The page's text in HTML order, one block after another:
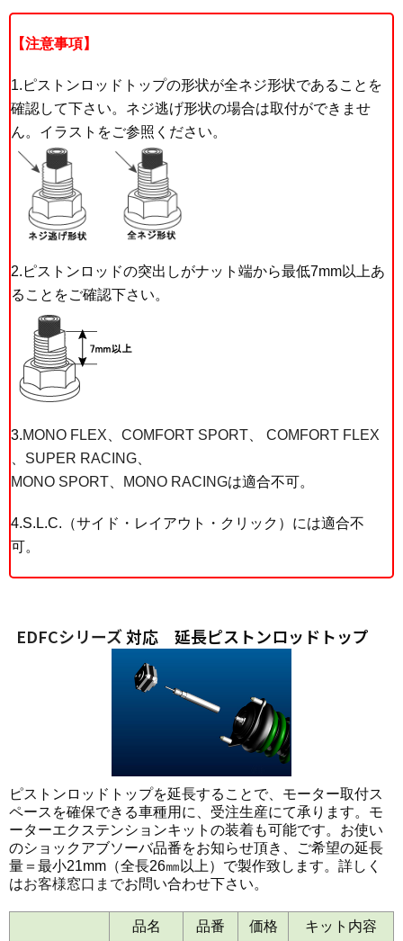
注意事項
1.ピストンロッドトップの形状が全ネジ形状であることを
確認して下さい。ネジ逃げ形状の場合は取付ができませ
ん。イラストをご参照ください。
2.ピストンロッドの突出しがナット端から最低7mm以上あ
ることをご確認下さい。
3.MONO FLEX COMFORT SPORT
COMFORT FLEX
SUPER RACING
MONO SPORT
MONO RACINGは適合不可。
4.S.L.C.（サイド・レイアウト・クリック）には適合不
可。
EDFCシリーズ対応 延長ピストンロッドトップ
ピストンロッドトップを延長することで、モーター取付ス
ペースを確保できる車種用に、受注生産にて承ります。モ
ーターエクステンションキットの装着も可能です。お使い
のショックアブソーバ品番をお知らせ頂き、ご希望の延長
量＝最小21mm（全長26㎜以上）で製作致します。詳しく
はお客様窓口までお問い合わせ下さい。
品名 品番 価格 キット内容